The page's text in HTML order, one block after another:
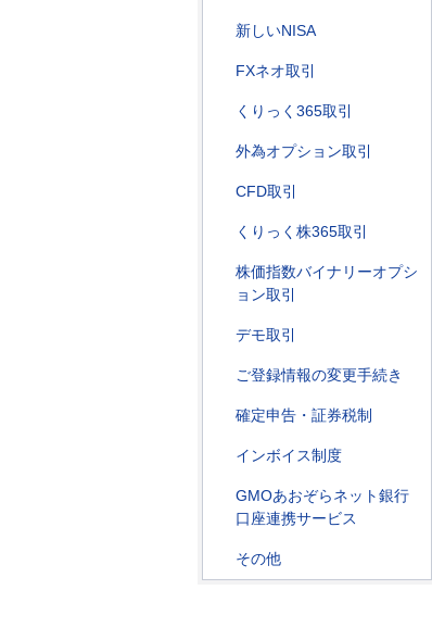
新しいNISA
FXネオ取引
くりっく365取引
外為オプション取引
CFD取引
くりっく株365取引
株価指数バイナリーオプシ
ョン取引
デモ取引
ご登録情報の変更手続き
確定申告・証券税制
インボイス制度
GMOあおぞらネット銀行
口座連携サービス
その他